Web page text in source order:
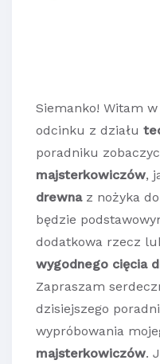
Siemanko! Witam
odcinku z działu
poradniku
majsterkowiczów,
drewnaz nożyka
będzie
dodatkowa rzecz
wygodnego cięcia
Zapraszam
dzisiejszego
wypróbowania
majsterkowiczów.